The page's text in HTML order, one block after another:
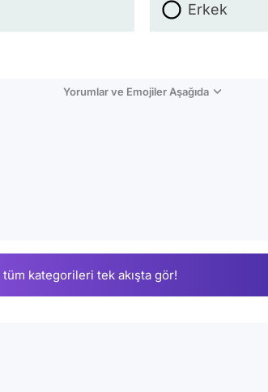
Erkek
Yorumlar ve Emojiler Aşağıda
tüm kategorileri tek akışta gör!